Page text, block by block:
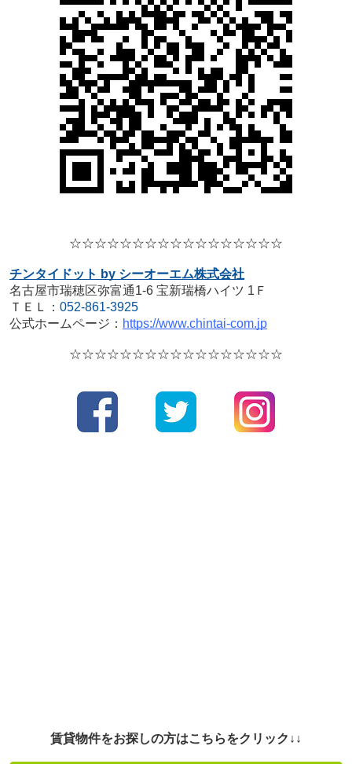
☆☆☆☆☆☆☆☆☆☆☆☆☆☆☆☆☆
チンタイドット by シーオーエム株式会社
名古屋市瑞穂区弥富通1-6 宝新瑞橋ハイツ 1Ｆ
ＴＥＬ： 052-861-3925
公式ホームページ： https://www.chintai-com.jp
☆☆☆☆☆☆☆☆☆☆☆☆☆☆☆☆☆
賃貸物件をお探しの方はこちらをクリック↓↓